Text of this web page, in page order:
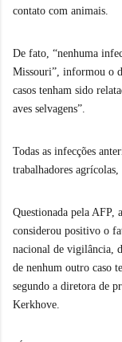
contato com animais.
De fato, “nenhuma
Missouri”, informou o
casos tenham sido
aves selvagens”.
Todas as infecções
trabalhadores
Questionada pela AFP,
considerou positivo o
nacional de vigilância,
de nenhum outro caso
segundo a diretora de
Kerkhove.